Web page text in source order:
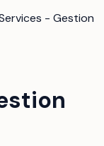
- Gestion